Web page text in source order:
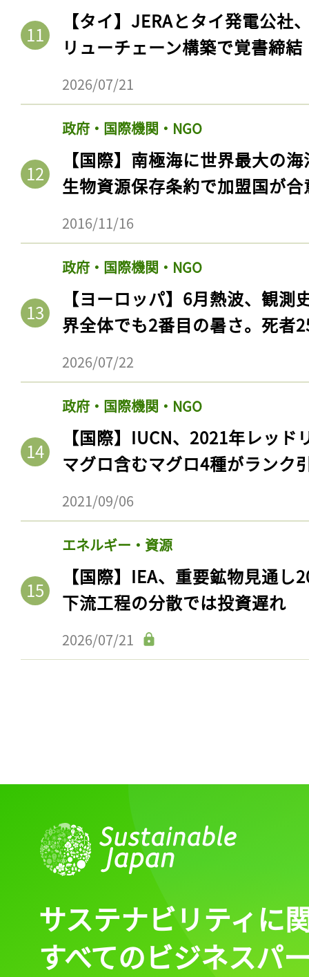
【タイ】JERAとタイ発電公社
リューチェーン構築で覚書締結
2026/07/21
政府・国際機関・NGO
【国際】南極海に世界最大の
生物資源保存条約で加盟国が合
2016/11/16
政府・国際機関・NGO
【ヨーロッパ】6月熱波、観
界全体でも2番目の暑さ。死者
2026/07/22
政府・国際機関・NGO
【国際】IUCN、2021年レッ
マグロ含むマグロ4種がランク
2021/09/06
エネルギー・資源
【国際】IEA、重要鉱物見通
下流工程の分散では投資遅れ
2026/07/21
会員登録
サステナビリティに
すべてのビジネスパ